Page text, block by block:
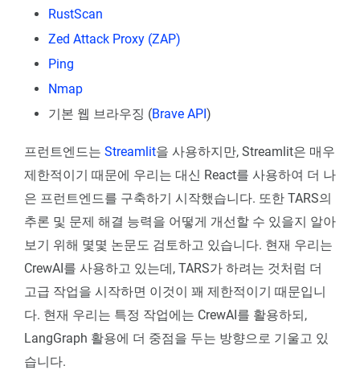
RustScan
Zed Attack Proxy (ZAP)
Ping
Nmap
기본 웹 브라우징 (Brave API)
프런트엔드는 Streamlit을 사용하지만, Streamlit은 매우
제한적이기 때문에 우리는 대신 React를 사용하여 더 나
은 프런트엔드를 구축하기 시작했습니다. 또한 TARS의
추론 및 문제 해결 능력을 어떻게 개선할 수 있을지 알아
보기 위해 몇몇 논문도 검토하고 있습니다. 현재 우리는
CrewAI를 사용하고 있는데, TARS가 하려는 것처럼 더
고급 작업을 시작하면 이것이 꽤 제한적이기 때문입니
다. 현재 우리는 특정 작업에는 CrewAI를 활용하되,
LangGraph 활용에 더 중점을 두는 방향으로 기울고 있
습니다.